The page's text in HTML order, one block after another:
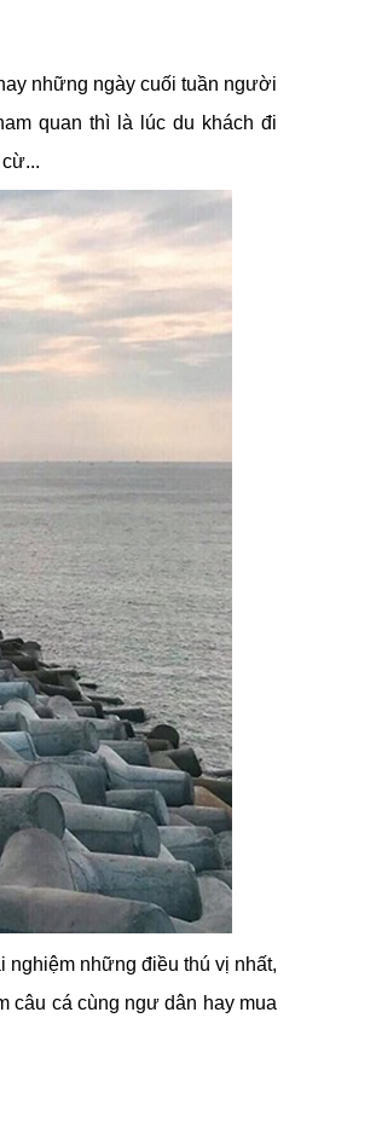
những ngày cuối tuần người
quan thì là lúc du khách đi
nghiệm những điều thú vị nhất,
câu cá cùng ngư dân hay mua